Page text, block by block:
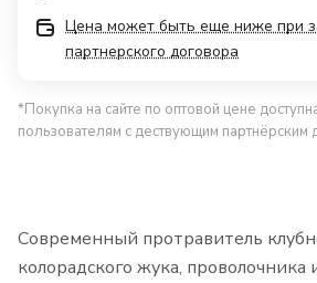
Цена может быть еще ниже при
партнерского договора
*Покупка на сайте по оптовой цене
пользователям с дествующим партнёрским
Современный протравитель
колорадского жука, проволочника